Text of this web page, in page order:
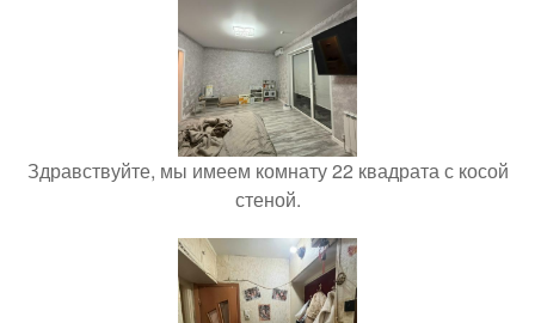
Здравствуйте, мы имеем комнату 22 квадрата с косой
стеной.